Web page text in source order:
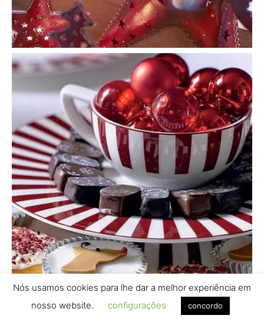
Nós usamos cookies para lhe dar a melhor experiência em
nosso website.
configurações concordo